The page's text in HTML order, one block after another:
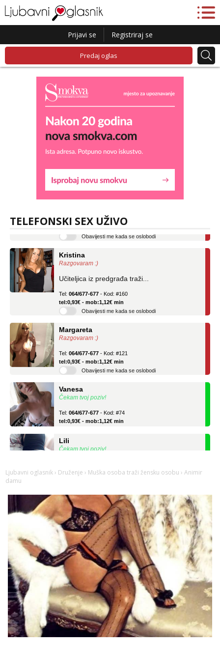
Prijavi se Registriraj se
Predaj oglas
TELEFONSKI SEX UŽIVO
Liliana
tel:0,93€ - mob:1,12€ min
Razgovaram :)
tel:0,93€ - mob:1,12€ min
Obavijesti me kada se oslobodi
Razgovaram :)
tel:0,93€ - mob:1,12€ min
Obavijesti me kada se oslobodi
Čekam tvoj poziv!
tel:0,93€ - mob:1,12€ min
Čekam tvoj poziv!
064/677-677
- Kod: #108
tel:0,93€ - mob:1,12€ min
Zara
Čekam tvoj poziv!
Tel:064/677-677 - Kod: #123
tel:0,93€ - mob:1,12€ min
Anđela
Čekam tvoj poziv!
Tel: 064/677-677 - Kod: #142
tel:0,93€ - mob:1,12€ min
Liliana
Ljubavni oglasnik › Druženje › Muška osoba traži žensku osobu › Animir
damu